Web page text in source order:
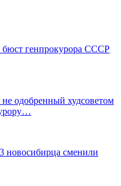
бюст генпрокурора СССР
одобренный худсоветом
новосибирца сменили